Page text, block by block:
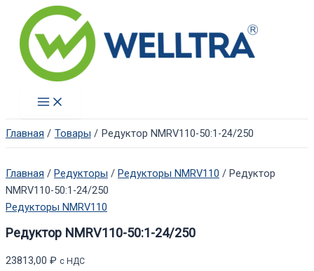
Перейти
содержимому
Main
Menu
Главная
Товары Редуктор NMRV110-50:1-24/250
Главная / Редукторы / Редукторы NMRV110 / Редуктор
NMRV110-50:1-24/250
Редукторы NMRV110
Редуктор NMRV110-50:1-24/250
23813,00 ₽ с НДС